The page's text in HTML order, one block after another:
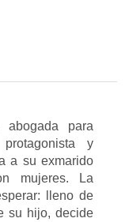
para
y
a su exmarido
mujeres. La
lleno de
su hijo, decide